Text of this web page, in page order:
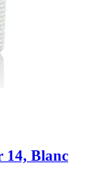
14, Blanc